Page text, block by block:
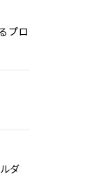
プロ
ダ